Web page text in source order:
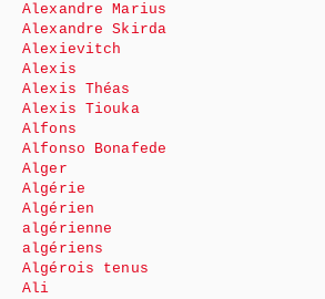
Alexandre Marius
Alexandre Skirda
Alexievitch
Alexis
Alexis Théas
Alexis Tiouka
Alfons
Alfonso Bonafede
Alger
Algérie
Algérien
algérienne
algériens
Algérois tenus
Ali